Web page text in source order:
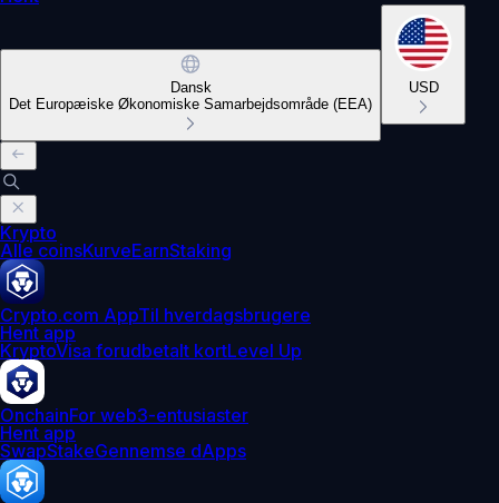
Dansk
Det Europæiske Økonomiske Samarbejdsområde (EEA)
USD
Krypto
Alle coinsKurveEarnStaking
Crypto.com AppTil hverdagsbrugere
Hent app
KryptoVisa forudbetalt kortLevel Up
OnchainFor web3-entusiaster
Hent app
SwapStakeGennemse dApps